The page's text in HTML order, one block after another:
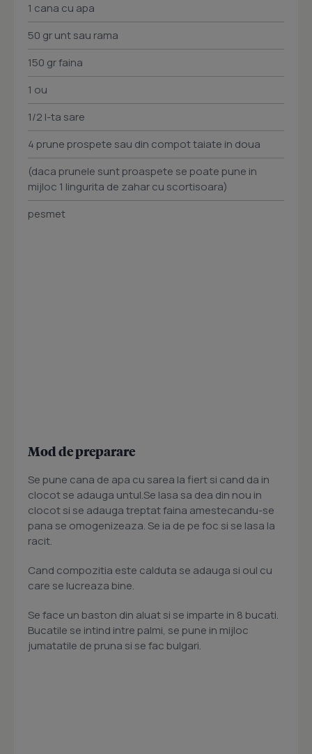
1 cana cu apa
50 gr unt sau rama
150 gr faina
1 ou
1/2 l-ta sare
4 prune prospete sau din compot taiate in doua
(daca prunele sunt proaspete se poate pune in
mijloc 1 lingurita de zahar cu scortisoara)
pesmet
Mod de preparare
Se pune cana de apa cu sarea la fiert si cand da in
clocot se adauga untul.Se lasa sa dea din nou in
clocot si se adauga treptat faina amestecandu-se
pana se omogenizeaza. Se ia de pe foc si se lasa la
racit.
Cand compozitia este calduta se adauga si oul cu
care se lucreaza bine.
Se face un baston din aluat si se imparte in 8 bucati.
Bucatile se intind intre palmi, se pune in mijloc
jumatatile de pruna si se fac bulgari.